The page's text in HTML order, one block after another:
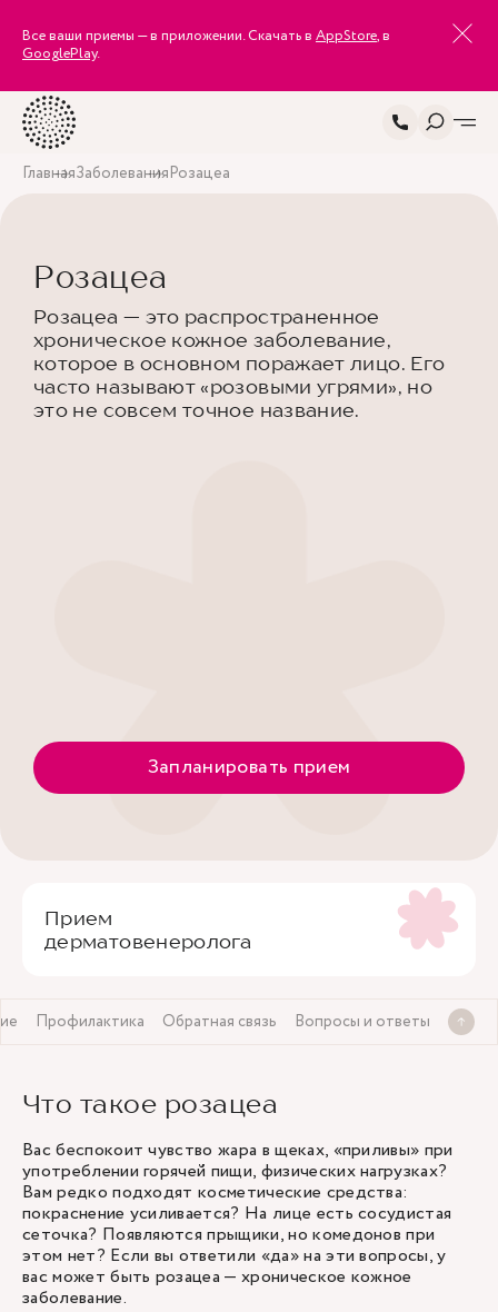
Все ваши приемы — в приложении. Скачать в AppStore, в
GooglePlay.
ГлавнаяЗаболеванияРозацеа
Розацеа
Розацеа — это распространенное
хроническое кожное заболевание,
которое в основном поражает лицо. Его
часто называют «розовыми угрями», но
это не совсем точное название.
Запланировать прием
Прием
дерматовенеролога
Профилактика Обратная связь Вопросы и ответы
Что такое розацеа
Вас беспокоит чувство жара в щеках, «приливы» при
употреблении горячей пищи, физических нагрузках?
Вам редко подходят косметические средства:
покраснение усиливается? На лице есть сосудистая
сеточка? Появляются прыщики, но комедонов при
этом нет? Если вы ответили «да» на эти вопросы, у
вас может быть розацеа — хроническое кожное
заболевание.